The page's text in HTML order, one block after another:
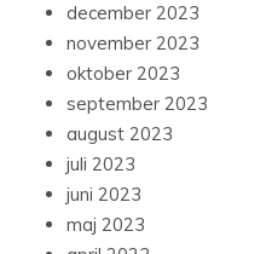
december 2023
november 2023
oktober 2023
september 2023
august 2023
juli 2023
juni 2023
maj 2023